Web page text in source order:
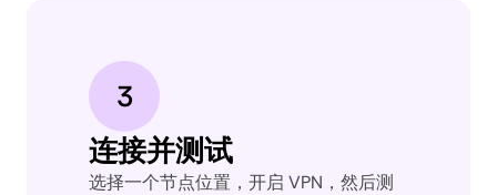
3
连接并测试
选择一个节点位置，开启 VPN，然后测